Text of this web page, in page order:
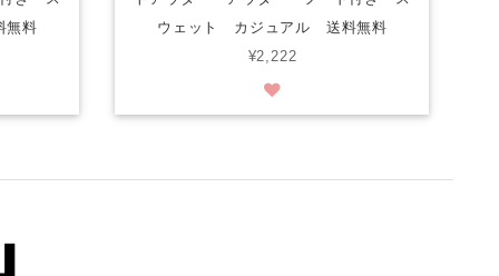
料
ウェット カジュアル 送料無料
¥2,222